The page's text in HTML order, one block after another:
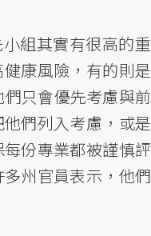
組其實有很高的重
康風險，有的則是
只會優先考慮與前
們列入考慮，或是
份專業都被謹慎評
州官員表示，他們